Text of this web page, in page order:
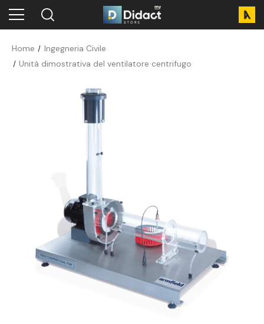
Home
Ingegneria Civile
Unità dimostrativa del ventilatore centrifugo